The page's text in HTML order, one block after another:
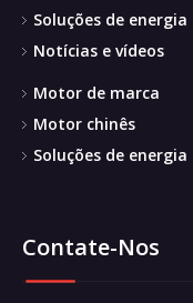
Soluções de energia
Notícias e vídeos
Motor de marca
Motor chinês
Soluções de energia
Contate-Nos